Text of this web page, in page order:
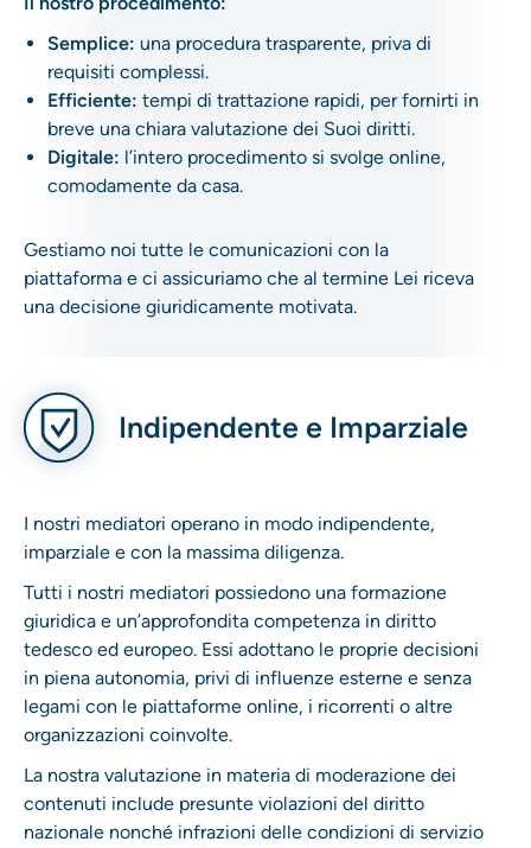
Semplice: una procedura trasparente, priva di
requisiti complessi.
Efficiente: tempi di trattazione rapidi, per fornirti in
breve una chiara valutazione dei Suoi diritti.
Digitale: l’intero procedimento si svolge online,
comodamente da casa.
Gestiamo noi tutte le comunicazioni con la
piattaforma e ci assicuriamo che al termine Lei riceva
una decisione giuridicamente motivata.
Indipendente e Imparziale
I nostri mediatori operano in modo indipendente,
imparziale e con la massima diligenza.
Tutti i nostri mediatori possiedono una formazione
giuridica e un’approfondita competenza in diritto
tedesco ed europeo. Essi adottano le proprie decisioni
in piena autonomia, privi di influenze esterne e senza
legami con le piattaforme online, i ricorrenti o altre
organizzazioni coinvolte.
La nostra valutazione in materia di moderazione dei
contenuti include presunte violazioni del diritto
nazionale nonché infrazioni delle condizioni di servizio